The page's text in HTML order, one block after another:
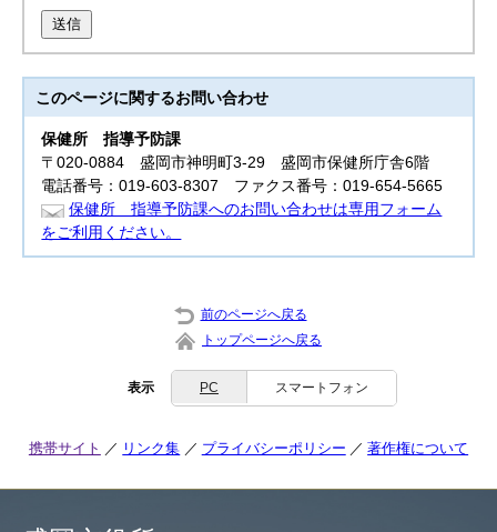
送信
このページに関するお問い合わせ
保健所指導予防課
〒020-0884 盛岡市神明町3-29 盛岡市保健所庁舎6階
電話番号：019-603-8307 ファクス番号：019-654-5665
保健所 指導予防課へのお問い合わせは専用フォーム
をご利用ください。
前のページへ戻る
トップページへ戻る
表示 PC スマートフォン
携帯サイト リンク集 プライバシーポリシー 著作権について